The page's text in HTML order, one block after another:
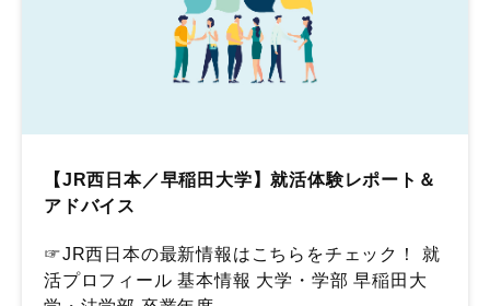
【JR西日本／早稲田大学】就活体験レポート＆
アドバイス
☞JR西日本の最新情報はこちらをチェック！ 就
活プロフィール 基本情報 大学・学部 早稲田大